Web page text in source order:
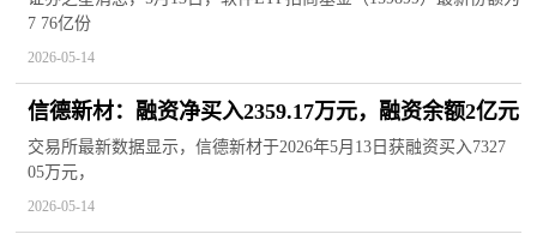
7 76亿份
2026-05-14
信德新材：融资净买入2359.17万元，融资余额2亿元
交易所最新数据显示，信德新材于2026年5月13日获融资买入7327
05万元，
2026-05-14